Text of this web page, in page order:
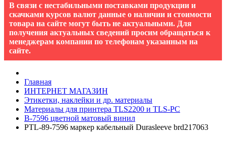
В связи с нестабильными поставками продукции и
скачками курсов валют данные о наличии и стоимости
товара на сайте могут быть не актуальными. Для
получения актуальных сведений просим обращаться к
менеджерам компании по телефонам указанным на
сайте.
Главная
ИНТЕРНЕТ МАГАЗИН
Этикетки, наклейки и др. материалы
Материалы для принтера TLS2200 и TLS-PC
B-7596 цветной матовый винил
PTL-89-7596 маркер кабельный Durasleeve brd217063